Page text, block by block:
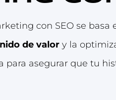
con SEO se
de valory la
para asegurar que tu